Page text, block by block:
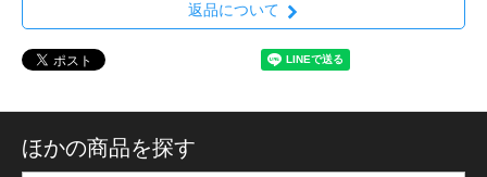
返品について
ほかの商品を探す